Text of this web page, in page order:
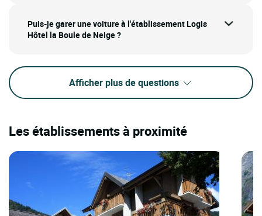
Puis-je garer une voiture à l'établissement Logis
Hôtel la Boule de Neige ?
Afficher plus de questions
Les établissements à proximité